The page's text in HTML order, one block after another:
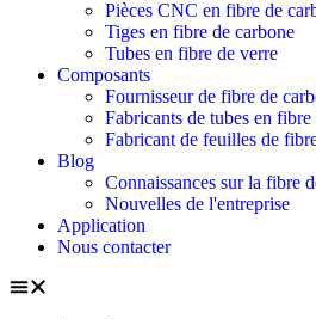
Pièces CNC en fibre de
Tiges en fibre de carbone
Tubes en fibre de verre
Composants
Fournisseur de fibre de
Fabricants de tubes en fibre
Fabricant de feuilles de
Blog
Connaissances sur la fibre
Nouvelles de l'entreprise
Application
Nous contacter